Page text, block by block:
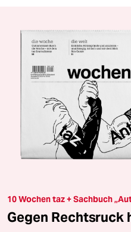
10 Wochen taz + Sachbuch
Gegen